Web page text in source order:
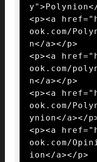
<p><a
ook.com/
n</a></p>
<p><a
ook.com/
n</a></p>
<p><a
ook.com/
ynion</a></
<p><a
ook.com/
ion</a></p>